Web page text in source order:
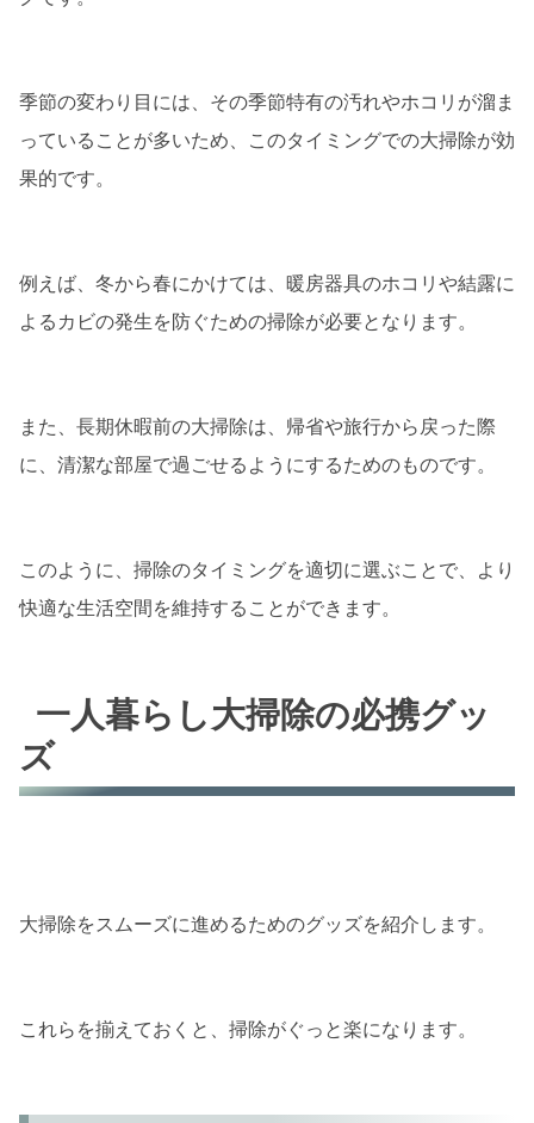
季節の変わり目には、その季節特有の汚れやホコリが溜ま
っていることが多いため、このタイミングでの大掃除が効
果的です。
例えば、冬から春にかけては、暖房器具のホコリや結露に
よるカビの発生を防ぐための掃除が必要となります。
また、長期休暇前の大掃除は、帰省や旅行から戻った際
に、清潔な部屋で過ごせるようにするためのものです。
このように、掃除のタイミングを適切に選ぶことで、より
快適な生活空間を維持することができます。
一人暮らし大掃除の必携グッ
ズ
大掃除をスムーズに進めるためのグッズを紹介します。
これらを揃えておくと、掃除がぐっと楽になります。